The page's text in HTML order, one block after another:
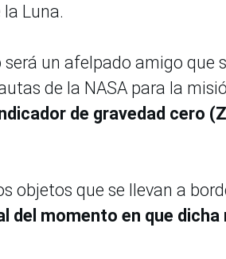
Luna.
será un afelpado amigo que
de la NASA para la
de gravedad cero
objetos que se llevan a
del momento en que